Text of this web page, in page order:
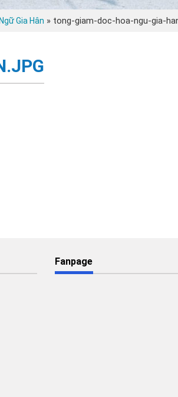
Gia Hân » tong-giam-doc-hoa-ngu-gia-
Fanpage